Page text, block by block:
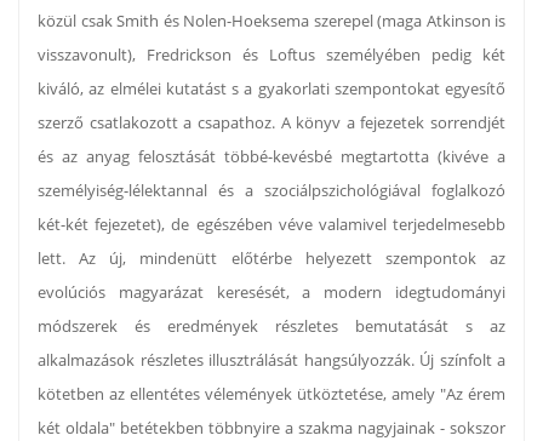
közül csak Smith és Nolen-Hoeksema szerepel (maga Atkinson is
visszavonult), Fredrickson és Loftus személyében pedig két
kiváló, az elmélei kutatást s a gyakorlati szempontokat egyesítő
szerző csatlakozott a csapathoz. A könyv a fejezetek sorrendjét
és az anyag felosztását többé-kevésbé megtartotta (kivéve a
személyiség-lélektannal és a szociálpszichológiával foglalkozó
két-két fejezetet), de egészében véve valamivel terjedelmesebb
lett. Az új, mindenütt előtérbe helyezett szempontok az
evolúciós magyarázat keresését, a modern idegtudományi
módszerek és eredmények részletes bemutatását s az
alkalmazások részletes illusztrálását hangsúlyozzák. Új színfolt a
kötetben az ellentétes vélemények ütköztetése, amely "Az érem
két oldala" betétekben többnyire a szakma nagyjainak - sokszor